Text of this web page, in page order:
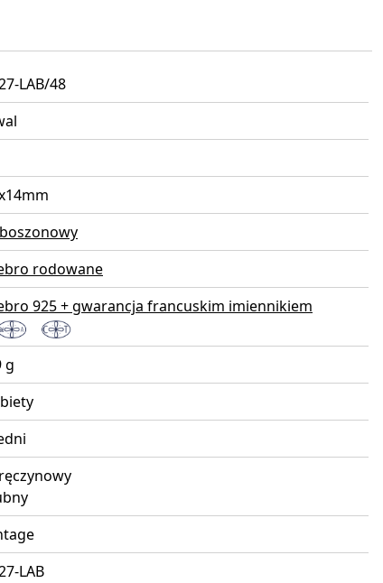
LAB/48
rodowane
925 + gwarancja francuskim imiennikiem
g
LAB